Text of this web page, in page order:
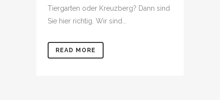
Tiergarten oder Kreuzberg? Dann sind
Sie hier richtig. Wir sind...
READ MORE